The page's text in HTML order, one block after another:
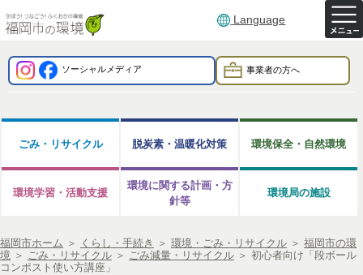
Language
ソーシャルメディア 事業者の方へ
ごみ・リサイクル 脱炭素・温暖化対策 環境保全・自然環境
環境学習・活動支援
環境に関する計画・方
針等
環境局の施設
福岡市ホーム ＞ くらし・手続き ＞ 環境・ごみ・リサイクル ＞ 福岡市の環
境 ＞ ごみ・リサイクル ＞ ごみ減量・リサイクル ＞ 初心者向け「段ボール
コンポスト使い方講座」